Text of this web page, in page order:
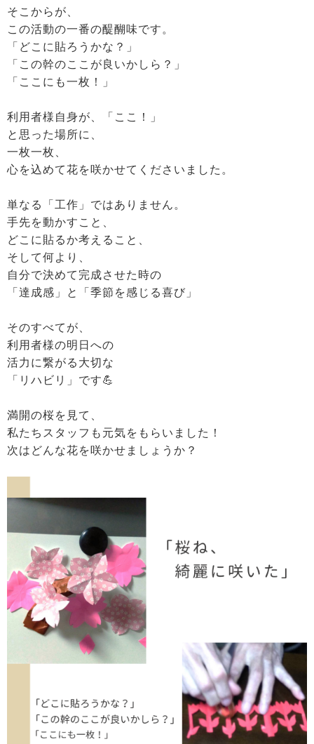
そこからが、
この活動の一番の醍醐味です。
「どこに貼ろうかな？」
「この幹のここが良いかしら？」
「ここにも一枚！」
利用者様自身が、「ここ！」
と思った場所に、
一枚一枚、
心を込めて花を咲かせてくださいました。
単なる「工作」ではありません。
手先を動かすこと、
どこに貼るか考えること、
そして何より、
自分で決めて完成させた時の
「達成感」と「季節を感じる喜び」
そのすべてが、
利用者様の明日への
活力に繋がる大切な
「リハビリ」です💪
満開の桜を見て、
私たちスタッフも元気をもらいました！
次はどんな花を咲かせましょうか？